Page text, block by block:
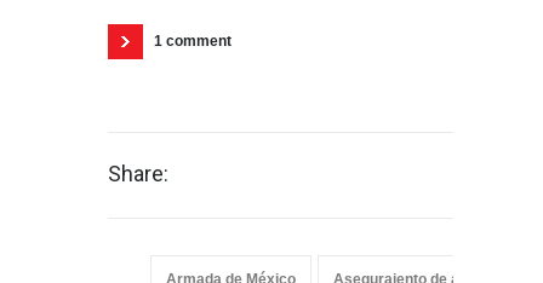
1 comment
Share: